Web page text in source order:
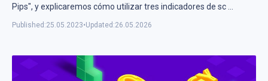
Pips", y explicaremos cómo utilizar tres indicadores de sc
Published:25.05.2023•Updated:26.05.2026